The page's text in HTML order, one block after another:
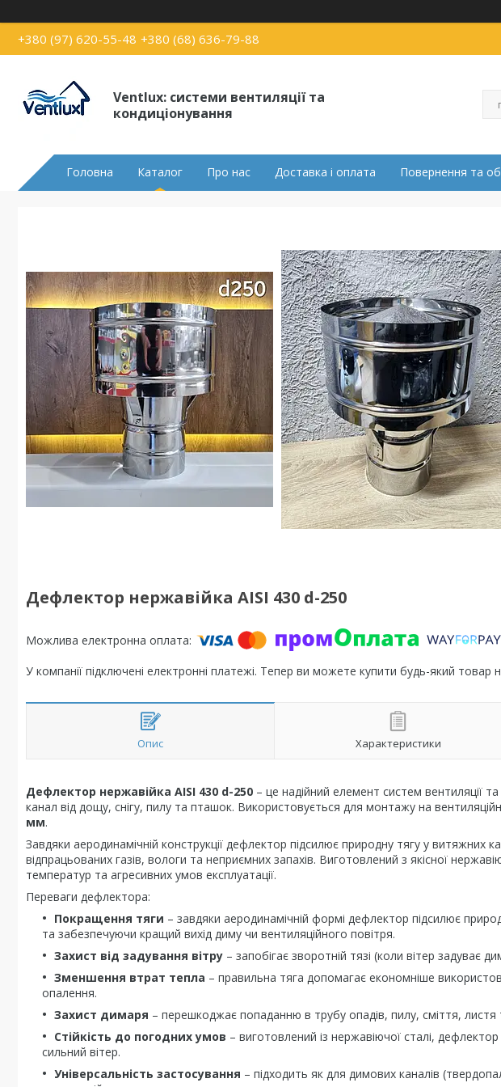
+380 (97) 620-55-48 +380 (68) 636-79-88
Ventlux: системи вентиляції та
кондиціонування
Головна Каталог Про нас Доставка і оплата Повернення та
Дефлектор нержавійка AISI 430 d-250
У компанії підключені електронні платежі. Тепер ви можете купити будь-який товар
Опис Характеристики
Дефлектор нержавійка AISI 430 d-250 – це надійний елемент систем вентиляції
канал від дощу, снігу, пилу та пташок. Використовується для монтажу на
мм.
Завдяки аеродинамічній конструкції дефлектор підсилює природну тягу у витяжних
відпрацьованих газів, вологи та неприємних запахів. Виготовлений з якісної
температур та агресивних умов експлуатації.
Переваги дефлектора:
Покращення тяги – завдяки аеродинамічній формі дефлектор підсилює
та забезпечуючи кращий вихід диму чи вентиляційного повітря.
Захист від задування вітру – запобігає зворотній тязі (коли вітер задуває
Зменшення втрат тепла – правильна тяга допомагає економніше
опалення.
Захист димаря – перешкоджає попаданню в трубу опадів, пилу, сміття, листя
Стійкість до погодних умов – виготовлений із нержавіючої сталі,
сильний вітер.
Універсальність застосування – підходить як для димових каналів